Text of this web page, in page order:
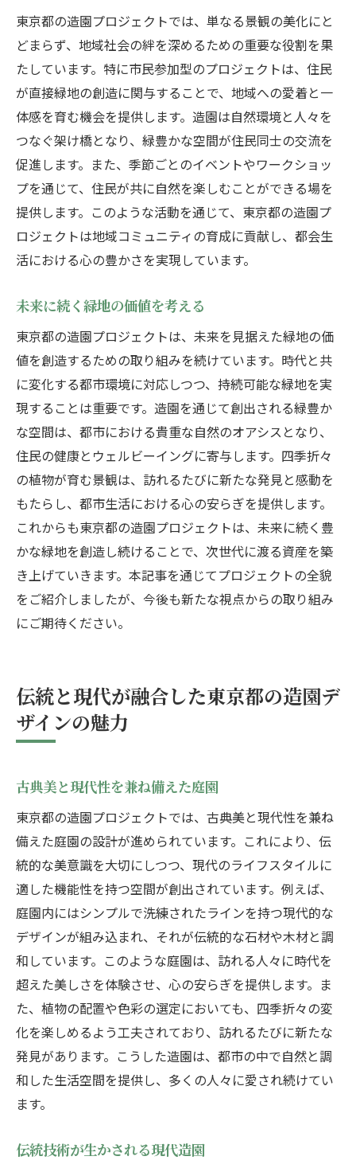
自然とともに生きる都市のライフスタイル
東京都の造園プロジェクトでは、単なる景観の美化にと
どまらず、地域社会の絆を深めるための重要な役割を果
たしています。特に市民参加型のプロジェクトは、住民
が直接緑地の創造に関与することで、地域への愛着と一
体感を育む機会を提供します。造園は自然環境と人々を
つなぐ架け橋となり、緑豊かな空間が住民同士の交流を
促進します。また、季節ごとのイベントやワークショッ
プを通じて、住民が共に自然を楽しむことができる場を
提供します。このような活動を通じて、東京都の造園プ
ロジェクトは地域コミュニティの育成に貢献し、都会生
活における心の豊かさを実現しています。
未来に続く緑地の価値を考える
東京都の造園プロジェクトは、未来を見据えた緑地の価
値を創造するための取り組みを続けています。時代と共
に変化する都市環境に対応しつつ、持続可能な緑地を実
現することは重要です。造園を通じて創出される緑豊か
な空間は、都市における貴重な自然のオアシスとなり、
住民の健康とウェルビーイングに寄与します。四季折々
の植物が育む景観は、訪れるたびに新たな発見と感動を
もたらし、都市生活における心の安らぎを提供します。
これからも東京都の造園プロジェクトは、未来に続く豊
かな緑地を創造し続けることで、次世代に渡る資産を築
き上げていきます。本記事を通じてプロジェクトの全貌
をご紹介しましたが、今後も新たな視点からの取り組み
にご期待ください。
伝統と現代が融合した東京都の造園デ
ザインの魅力
古典美と現代性を兼ね備えた庭園
東京都の造園プロジェクトでは、古典美と現代性を兼ね
備えた庭園の設計が進められています。これにより、伝
統的な美意識を大切にしつつ、現代のライフスタイルに
適した機能性を持つ空間が創出されています。例えば、
庭園内にはシンプルで洗練されたラインを持つ現代的な
デザインが組み込まれ、それが伝統的な石材や木材と調
和しています。このような庭園は、訪れる人々に時代を
超えた美しさを体験させ、心の安らぎを提供します。ま
た、植物の配置や色彩の選定においても、四季折々の変
化を楽しめるよう工夫されており、訪れるたびに新たな
発見があります。こうした造園は、都市の中で自然と調
和した生活空間を提供し、多くの人々に愛され続けてい
ます。
伝統技術が生かされる現代造園